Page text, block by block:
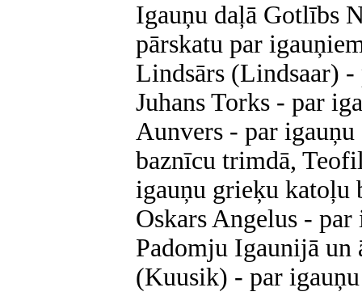
Igauņu daļā Gotlībs
pārskatu par
Lindsārs (Lindsaar)
Juhans Torks - par
Aunvers - par
baznīcu trimdā,
igauņu grieķu katoļu
Oskars Angelus -
Padomju Igaunijā un
(Kuusik) - par